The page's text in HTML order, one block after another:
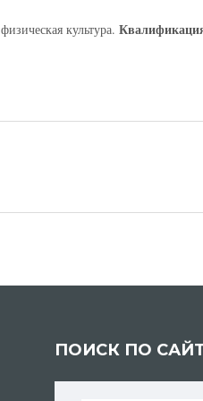
физическая культура.
ПОИСК ПО